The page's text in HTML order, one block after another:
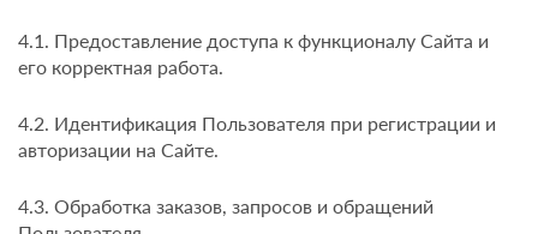
4.1. Предоставление доступа к функционалу Сайта и
его корректная работа.
4.2. Идентификация Пользователя при регистрации и
авторизации на Сайте.
4.3. Обработка заказов, запросов и обращений